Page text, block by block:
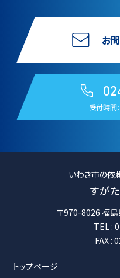
お
受付時間
いわき市の依
すが
〒970-8026 福島
TEL :
FAX :
トップページ